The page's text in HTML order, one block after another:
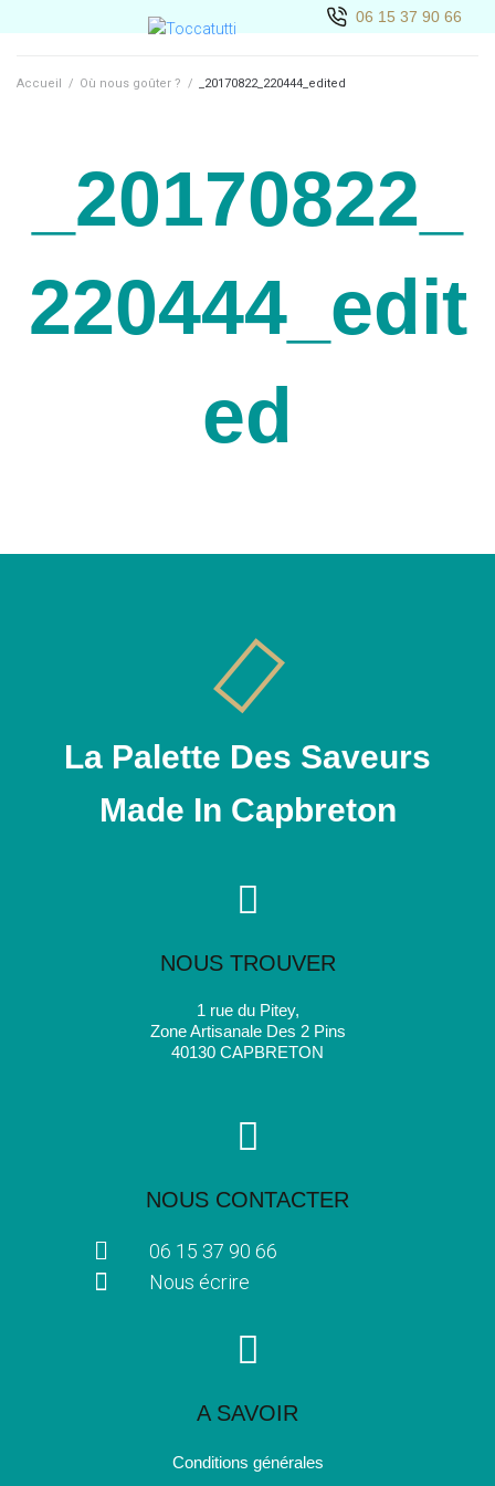
06 15 37 90 66
Accueil / Où nous goûter ? / _20170822_220444_edited
_20170822_
220444_edit
ed
La Palette Des Saveurs
Made In Capbreton
NOUS TROUVER
1 rue du Pitey,
Zone Artisanale Des 2 Pins
40130 CAPBRETON
NOUS CONTACTER
06 15 37 90 66
Nous écrire
A SAVOIR
Conditions générales